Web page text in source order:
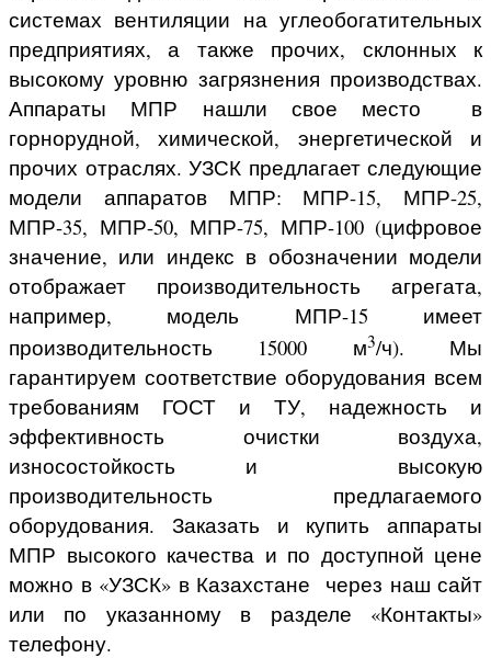
системах вентиляции на углеобогатительных
предприятиях, а также прочих, склонных к
высокому уровню загрязнения производствах.
Аппараты МПР нашли свое место в
горнорудной, химической, энергетической и
прочих отраслях. УЗСК предлагает следующие
модели аппаратов МПР: МПР-15, МПР-25,
МПР-35, МПР-50, МПР-75, МПР-100 (цифровое
значение, или индекс в обозначении модели
отображает производительность агрегата,
например, модель МПР-15 имеет
производительность 15000 м3/ч). Мы
гарантируем соответствие оборудования всем
требованиям ГОСТ и ТУ, надежность и
эффективность очистки воздуха,
износостойкость и высокую
производительность предлагаемого
оборудования. Заказать и купить аппараты
МПР высокого качества и по доступной цене
можно в «УЗСК» в Казахстане через наш сайт
или по указанному в разделе «Контакты»
телефону.